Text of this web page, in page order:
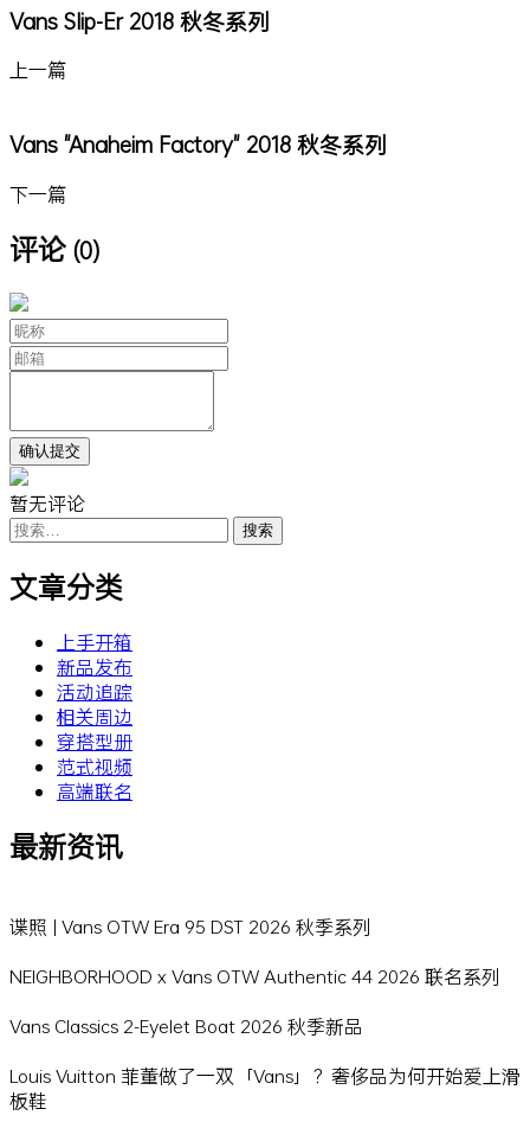
Vans Slip-Er 2018 秋冬系列
上一篇
Vans "Anaheim Factory" 2018 秋冬系列
下一篇
评论 (0)
暂无评论
搜
索：
文章分类
上手开箱
新品发布
活动追踪
相关周边
穿搭型册
范式视频
高端联名
最新资讯
谍照 | Vans OTW Era 95 DST 2026 秋季系列
NEIGHBORHOOD x Vans OTW Authentic 44 2026 联名系列
Vans Classics 2-Eyelet Boat 2026 秋季新品
Louis Vuitton 菲董做了一双「Vans」？奢侈品为何开始爱上滑
板鞋